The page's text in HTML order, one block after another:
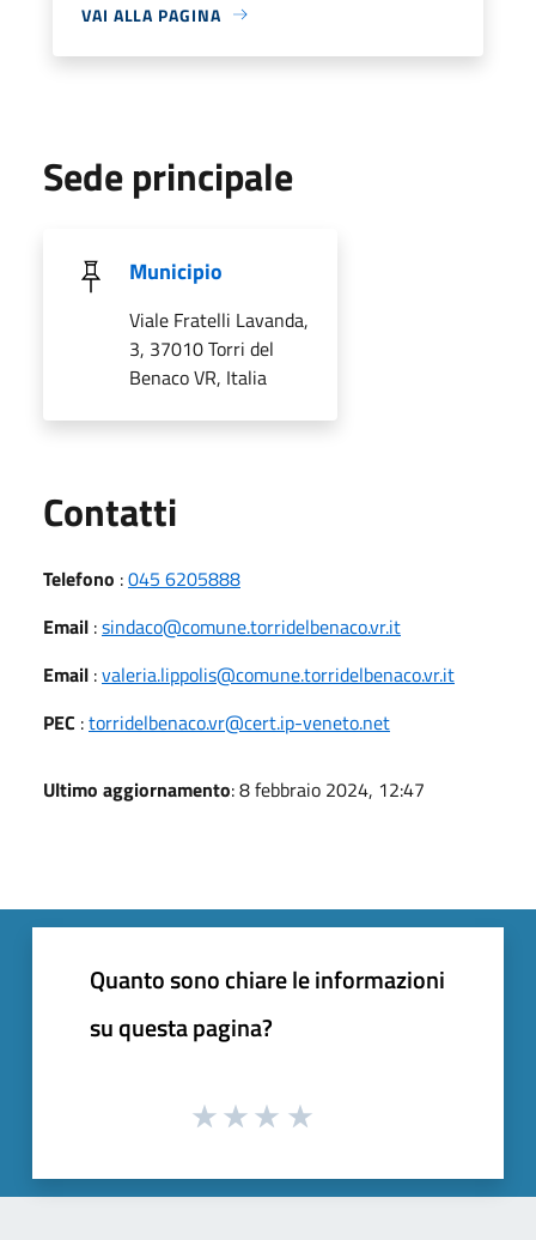
VAI ALLA PAGINA
Sede principale
Municipio
Viale Fratelli Lavanda,
3, 37010 Torri del
Benaco VR, Italia
Contatti
Telefono :045 6205888
Email :sindaco@comune.torridelbenaco.vr.it
Email :valeria.lippolis@comune.torridelbenaco.vr.it
PEC :torridelbenaco.vr@cert.ip-veneto.net
Ultimo aggiornamento: 8 febbraio 2024, 12:47
Quanto sono chiare le informazioni
su questa pagina?